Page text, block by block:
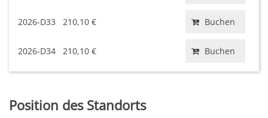
2026-D33 210,10 € Buchen
2026-D34 210,10 € Buchen
Position des Standorts